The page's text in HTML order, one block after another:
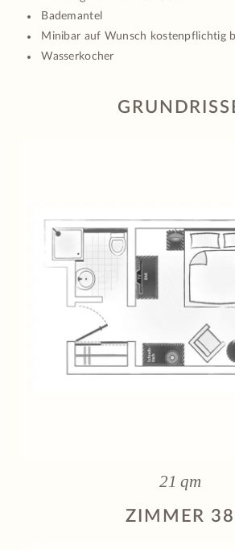
Bademantel
Minibar auf Wunsch kostenpflichtig
Wasserkocher
21 qm
ZIMMER 38